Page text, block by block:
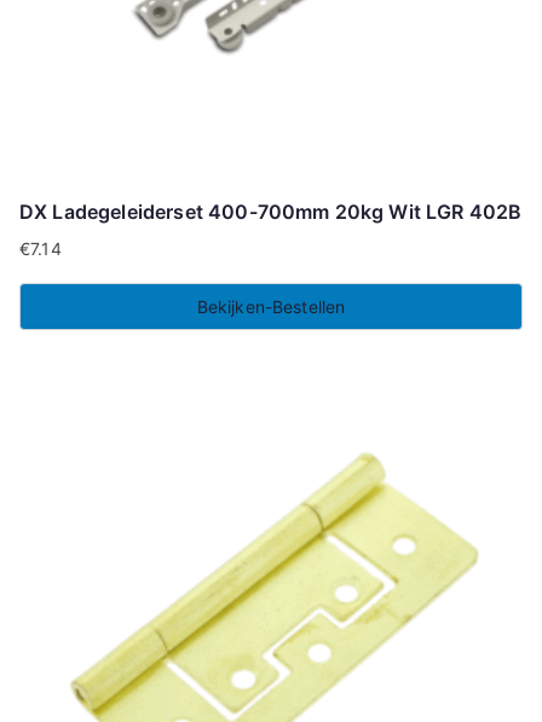
DX Ladegeleiderset 400-700mm 20kg Wit LGR 402B
€7.14
Bekijken-Bestellen